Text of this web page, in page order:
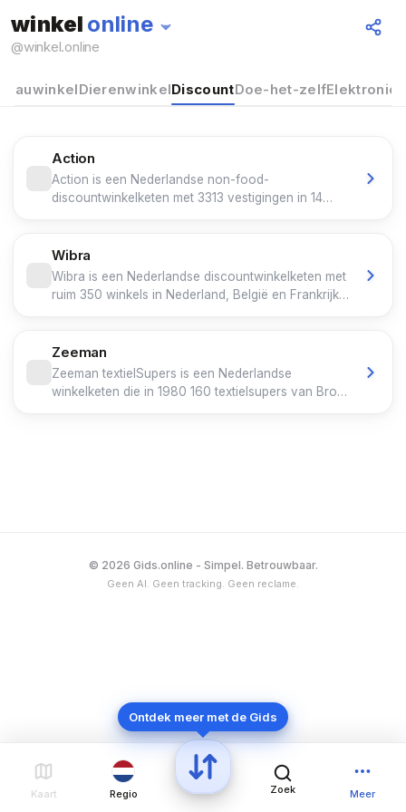
winkel online
@winkel.online
DierenwinkelDiscountDoe-het-zelfElektronica
Action
Action is een Nederlandse non-food-
discountwinkelketen met 3313 vestigingen in 14
aandelen.
Wibra
Wibra is een Nederlandse discountwinkelketen met
ruim 350 winkels in Nederland, België en Frankrijk.
2022 was Wibra een familiebedrijf. De onderneming
boekte in 2023 een winst van bijna zeven miljoen
euro; de omzet steeg tot 193,8 miljoen euro.
Zeeman
Zeeman textielSupers is een Nederlandse
winkelketen die in 1980 160 textielsupers van Brons
© 2026 Gids.online - Simpel. Betrouwbaar.
Geen AI. Geen tracking. Geen reclame.
Kaart Regio
Ontdek meer met de Gids
Zoek Meer